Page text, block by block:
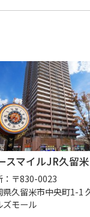
スマイルJR久留
：〒830-0023
県久留米市中央町1-1
ズモール